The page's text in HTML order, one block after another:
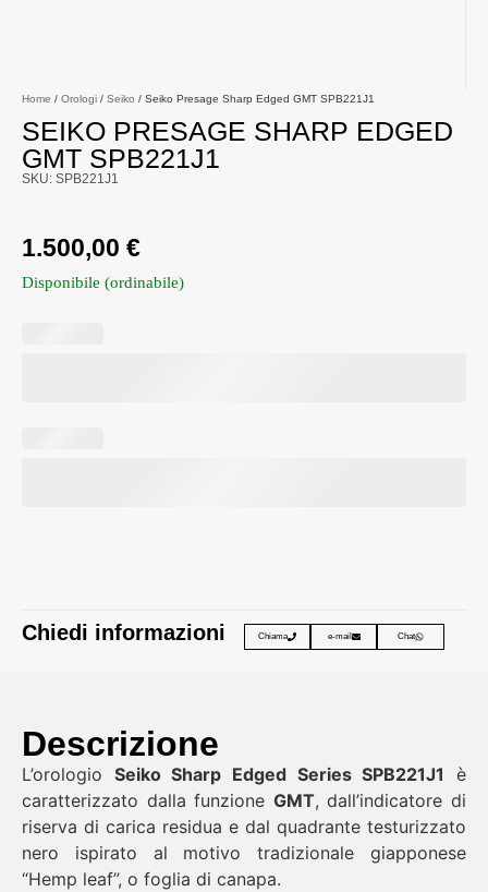
Home / Orologi / Seiko / Seiko Presage Sharp Edged GMT SPB221J1
SEIKO PRESAGE SHARP EDGED
GMT SPB221J1
SKU: SPB221J1
1.500,00 €
Disponibile (ordinabile)
Chiedi informazioni Chiama e-mail Chat
Descrizione
L’orologio Seiko Sharp Edged Series SPB221J1
è
caratterizzato dalla funzione GMT, dall’indicatore di
riserva di carica residua e dal quadrante testurizzato
nero ispirato al motivo tradizionale giapponese
“Hemp leaf”, o foglia di canapa.